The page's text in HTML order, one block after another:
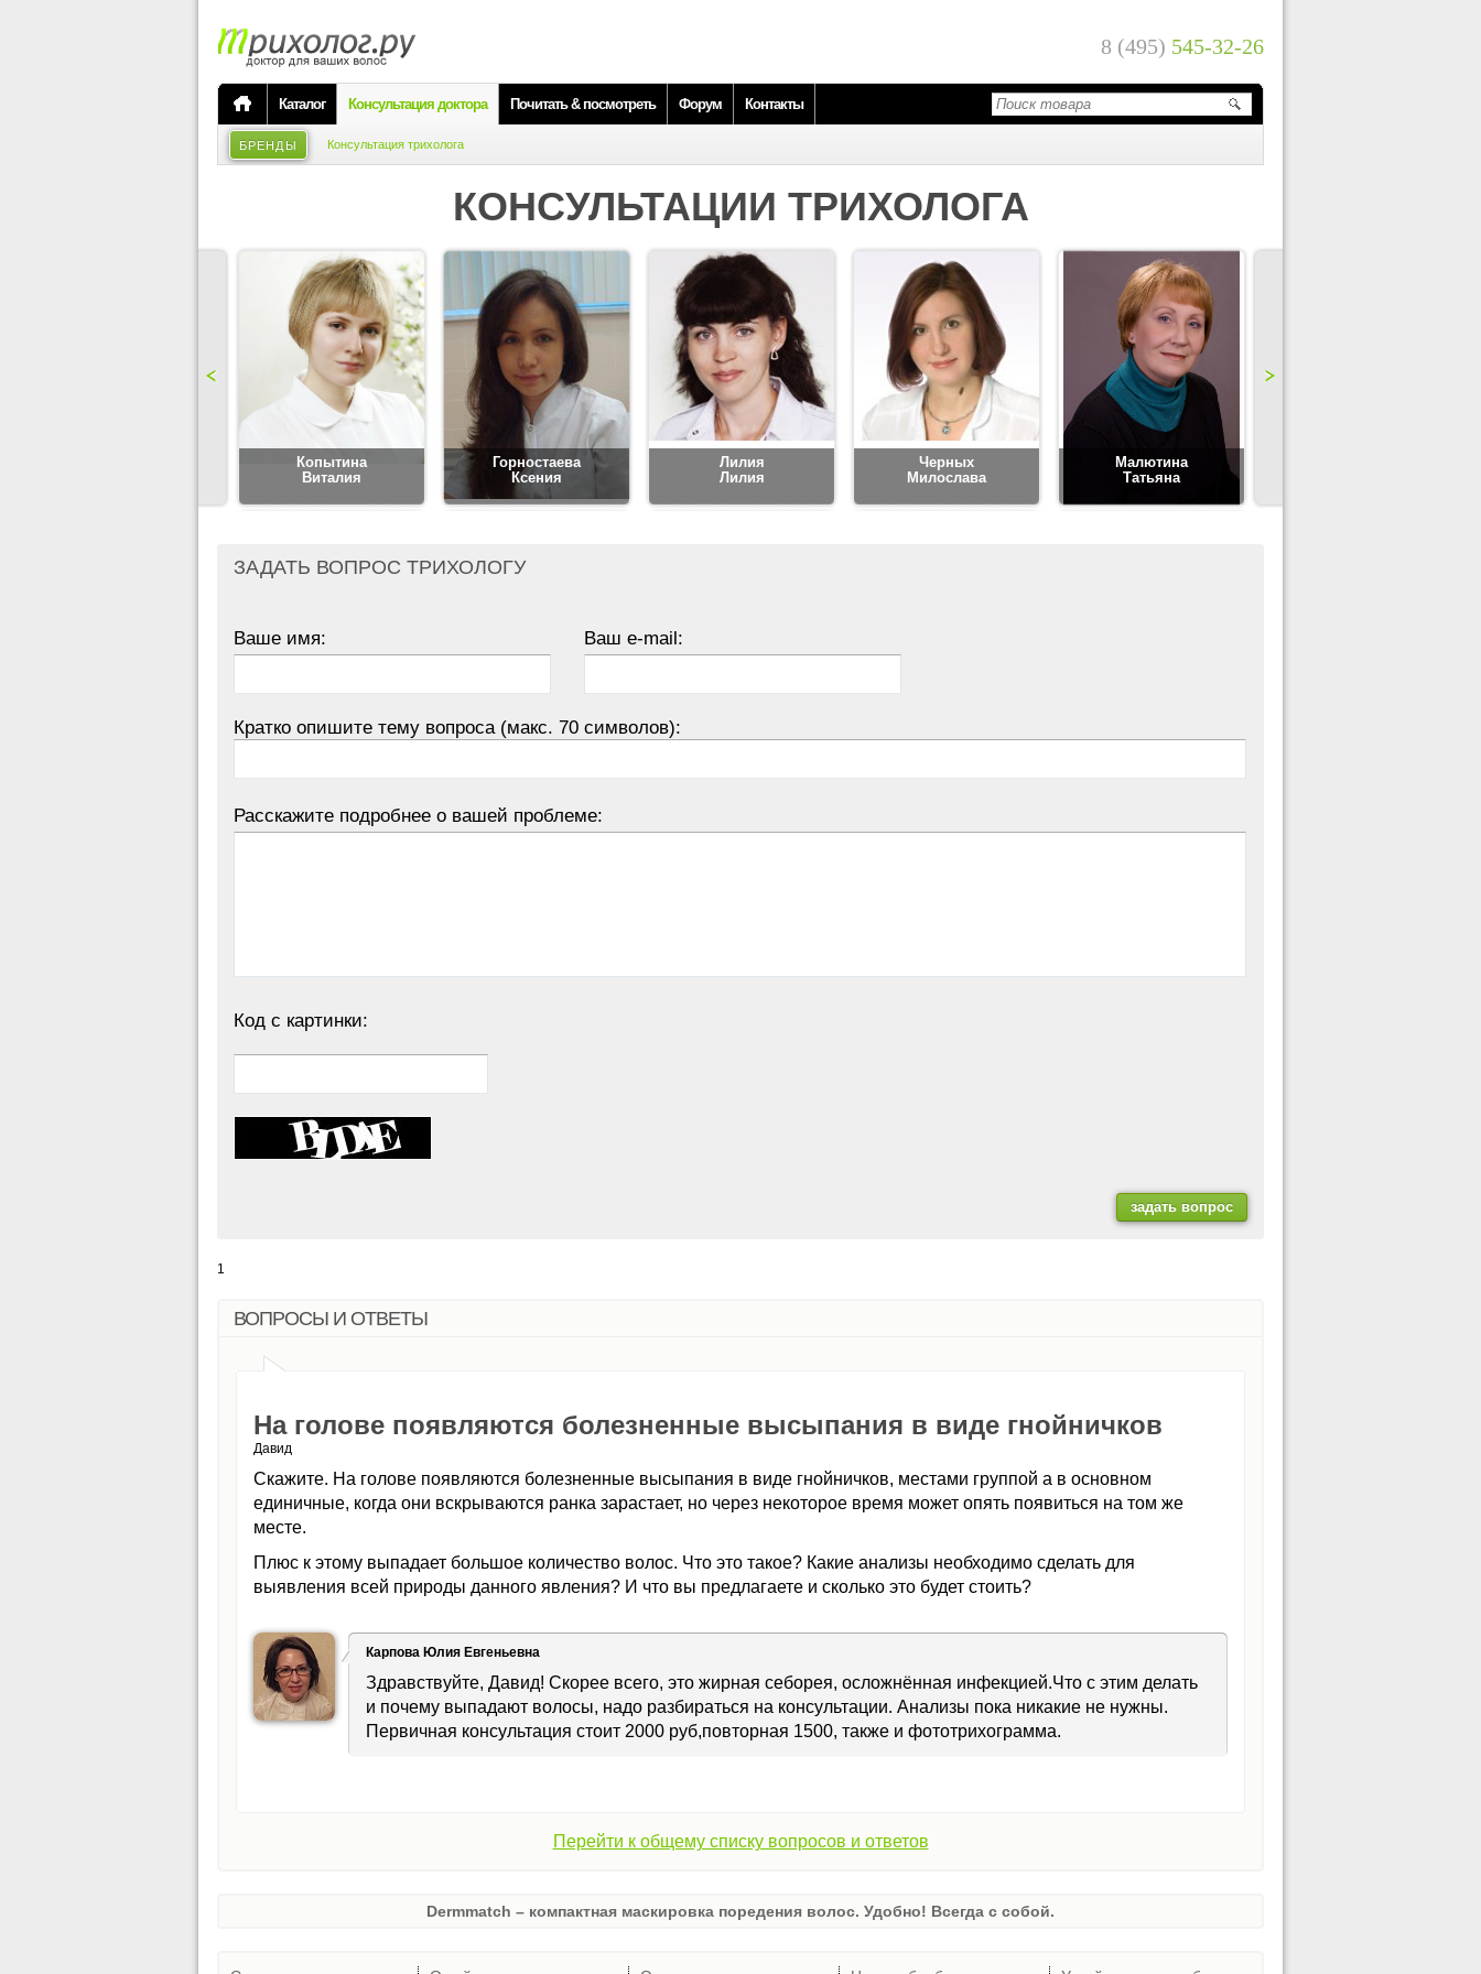
8 (495) 545-32-26
Каталог Консультация доктора Почитать & посмотреть Форум Контакты
БРЕНДЫ Консультация трихолога
КОНСУЛЬТАЦИИ ТРИХОЛОГА
Копытина
Виталия
Горностаева
Ксения
Лилия
Лилия
Черных
Милослава
Малютина
Татьяна
ЗАДАТЬ ВОПРОС ТРИХОЛОГУ
Ваше имя: Ваш e-mail:
Кратко опишите тему вопроса (макс. 70 символов):
Расскажите подробнее о вашей проблеме:
Код с картинки:
1
ВОПРОСЫ И ОТВЕТЫ
На голове появляются болезненные высыпания в виде гнойничков
Давид
Скажите. На голове появляются болезненные высыпания в виде гнойничков, местами группой а в основном
единичные, когда они вскрываются ранка зарастает, но через некоторое время может опять появиться на том же
месте.
Плюс к этому выпадает большое количество волос. Что это такое? Какие анализы необходимо сделать для
выявления всей природы данного явления? И что вы предлагаете и сколько это будет стоить?
Карпова Юлия Евгеньевна
Здравствуйте, Давид! Скорее всего, это жирная себорея, осложнённая инфекцией.Что с этим делать
и почему выпадают волосы, надо разбираться на консультации. Анализы пока никакие не нужны.
Первичная консультация стоит 2000 руб,повторная 1500, также и фототрихограмма.
Перейти к общему списку вопросов и ответов
Dermmatch – компактная маскировка поредения волос. Удобно! Всегда с собой.